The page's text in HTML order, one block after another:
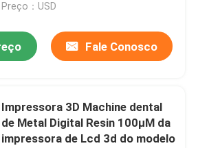
Preço：USD
Fale Conosco
Impressora 3D Machine dental
de Metal Digital Resin 100μM da
impressora de Lcd 3d do modelo